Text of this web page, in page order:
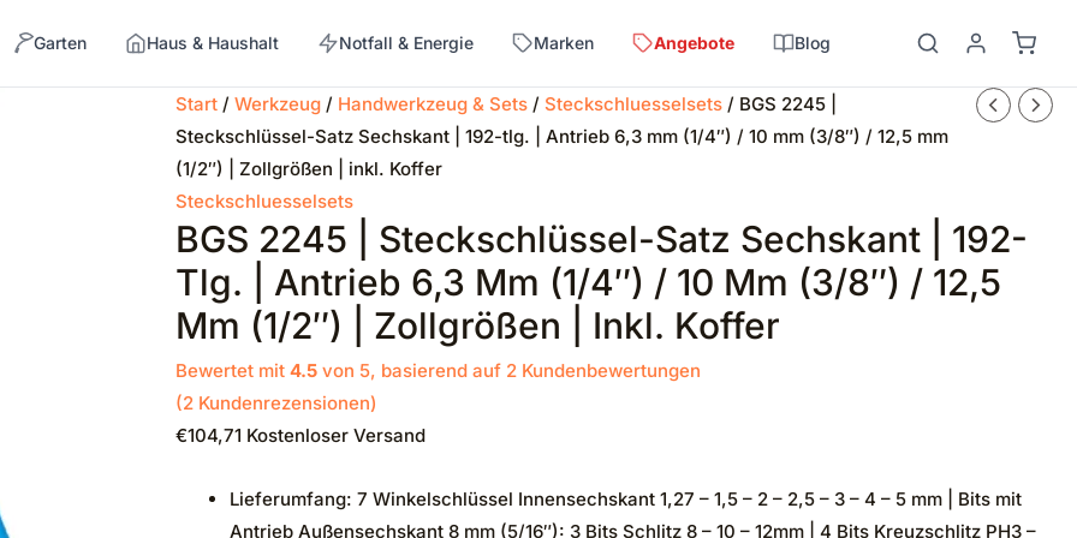
Garten Haus & Haushalt Notfall & Energie Marken Angebote Blog
→
Start/ Werkzeug/ Handwerkzeug & Sets/ Steckschluesselsets/ BGS 2245 |
Steckschlüssel-Satz Sechskant | 192-tlg. | Antrieb 6,3 mm (1/4″) / 10 mm (3/8″) / 12,5 mm
(1/2″) | Zollgrößen | inkl. Koffer
Steckschluesselsets
BGS 2245 | Steckschlüssel-Satz Sechskant | 192-
Tlg. | Antrieb 6,3 Mm (1/4″) / 10 Mm (3/8″) / 12,5
Mm (1/2″) | Zollgrößen | Inkl. Koffer
Bewertet mit 4.5von 5, basierend auf 2Kundenbewertungen
(2Kundenrezensionen)
€104,71 Kostenloser Versand
Lieferumfang: 7 Winkelschlüssel Innensechskant 1,27 – 1,5 – 2 – 2,5 – 3 – 4 – 5 mm | Bits mit
Antrieb Außensechskant 8 mm (5/16″): 3 Bits Schlitz 8 – 10 – 12mm | 4 Bits Kreuzschlitz PH3 –